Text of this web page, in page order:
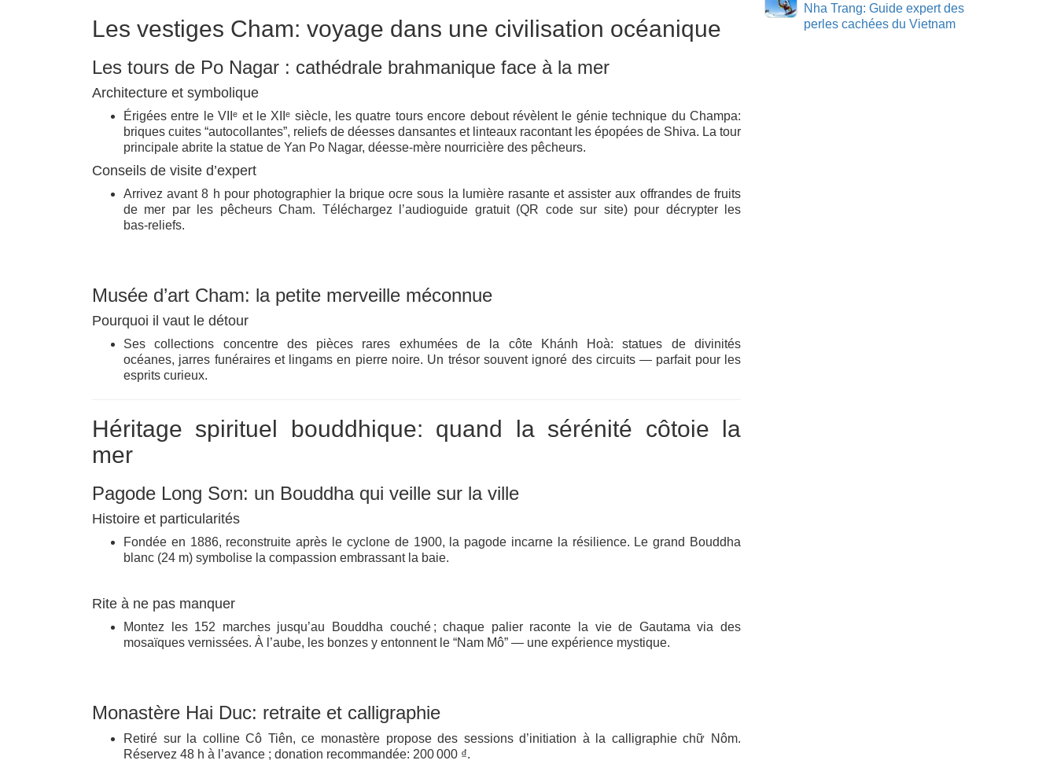
Les vestiges Cham: voyage dans une civilisation océanique
Les tours de Po Nagar : cathédrale brahmanique face à la mer
Architecture et symbolique
Érigées entre le VIIᵉ et le XIIᵉ siècle, les quatre tours encore debout révèlent le génie technique du Champa:
briques cuites “autocollantes”, reliefs de déesses dansantes et linteaux racontant les épopées de Shiva. La tour
principale abrite la statue de Yan Po Nagar, déesse‑mère nourricière des pêcheurs.
Conseils de visite d’expert
Arrivez avant 8 h pour photographier la brique ocre sous la lumière rasante et assister aux offrandes de fruits
de mer par les pêcheurs Cham. Téléchargez l’audioguide gratuit (QR code sur site) pour décrypter les
bas‑reliefs.
Musée d’art Cham: la petite merveille méconnue
Pourquoi il vaut le détour
Ses collections concentre des pièces rares exhumées de la côte Khánh Hoà: statues de divinités
océanes, jarres funéraires et lingams en pierre noire. Un trésor souvent ignoré des circuits — parfait pour les
esprits curieux.
Héritage spirituel bouddhique: quand la sérénité côtoie la
mer
Pagode Long Sơn: un Bouddha qui veille sur la ville
Histoire et particularités
Fondée en 1886, reconstruite après le cyclone de 1900, la pagode incarne la résilience. Le grand Bouddha
blanc (24 m) symbolise la compassion embrassant la baie.
Rite à ne pas manquer
Montez les 152 marches jusqu’au Bouddha couché ; chaque palier raconte la vie de Gautama via des
mosaïques vernissées. À l’aube, les bonzes y entonnent le “Nam Mô” — une expérience mystique.
Monastère Hai Duc: retraite et calligraphie
Retiré sur la colline Cô Tiên, ce monastère propose des sessions d’initiation à la calligraphie chữ Nôm.
Réservez 48 h à l’avance ; donation recommandée: 200 000 ₫.
Nha Trang: Guide expert des
perles cachées du Vietnam